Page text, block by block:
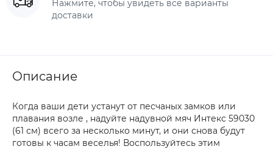
Нажмите, чтобы увидеть все варианты
доставки
Описание
Когда ваши дети устанут от песчаных замков или
плавания возле , надуйте надувной мяч Интекс 59030
(61 см) всего за несколько минут, и они снова будут
готовы к часам веселья! Воспользуйтесь этим